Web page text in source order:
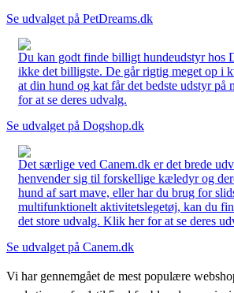
Se udvalget på PetDreams.dk
Du kan godt finde billigt hundeudstyr hos
ikke det billigste. De går rigtig meget op i
at din hund og kat får det bedste udstyr på
for at se deres udvalg.
Se udvalget på Dogshop.dk
Det særlige ved Canem.dk er det brede
henvender sig til forskellige kæledyr og
hund af sart mave, eller har du brug for
multifunktionelt aktivitetslegetøj, kan du
det store udvalg. Klik her for at se deres
Se udvalget på Canem.dk
Vi har gennemgået de mest populære